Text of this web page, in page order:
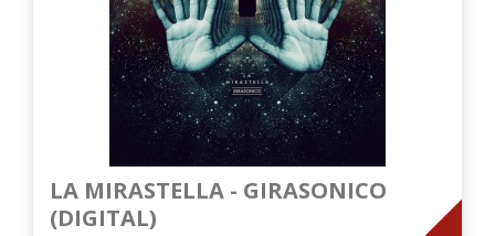
LA MIRASTELLA - GIRASONICO
(DIGITAL)